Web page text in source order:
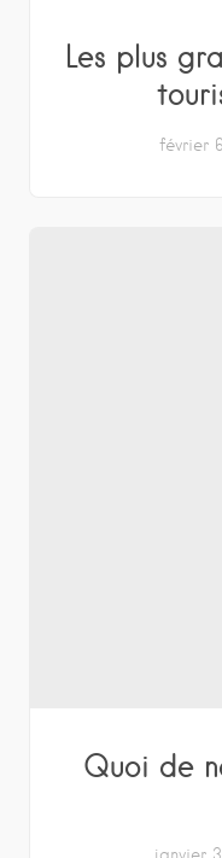
Les plus
février
Quoi de